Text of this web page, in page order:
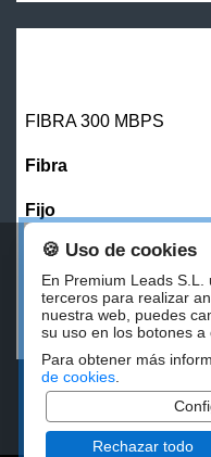
FIBRA 300 MBPS
🍪 Uso de cookies
En Premium Leads
terceros para realizar
nuestra web, puedes
su uso en los botones a
Para obtener más
de cookies
Rechazar todo